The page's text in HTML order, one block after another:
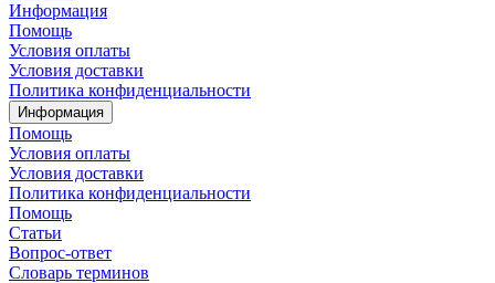
Информация
Помощь
Условия оплаты
Условия доставки
Политика конфиденциальности
Информация
Помощь
Условия оплаты
Условия доставки
Политика конфиденциальности
Помощь
Статьи
Вопрос-ответ
Словарь терминов